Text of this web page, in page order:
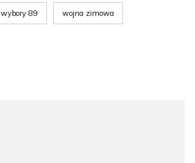
wybory 89 wojna zimowa